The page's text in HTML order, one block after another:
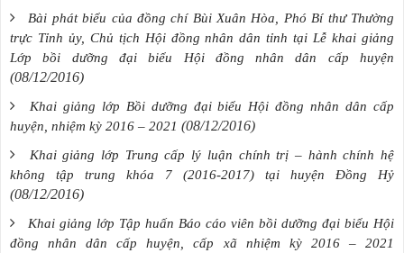
Bài phát biểu của đồng chí Bùi Xuân Hòa, Phó Bí thư Thường
trực Tỉnh ủy, Chủ tịch Hội đồng nhân dân tỉnh tại Lễ khai giảng
Lớp bồi dưỡng đại biểu Hội đồng nhân dân cấp huyện
(08/12/2016)
Khai giảng lớp Bồi dưỡng đại biểu Hội đồng nhân dân cấp
huyện, nhiệm kỳ 2016 – 2021 (08/12/2016)
Khai giảng lớp Trung cấp lý luận chính trị – hành chính hệ
không tập trung khóa 7 (2016-2017) tại huyện Đồng Hỷ
(08/12/2016)
Khai giảng lớp Tập huấn Báo cáo viên bồi dưỡng đại biểu Hội
đồng nhân dân cấp huyện, cấp xã nhiệm kỳ 2016 – 2021